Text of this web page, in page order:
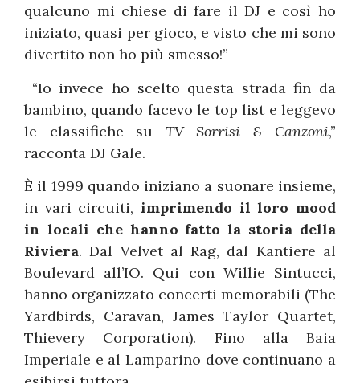
qualcuno mi chiese di fare il DJ e così ho
iniziato, quasi per gioco, e visto che mi sono
divertito non ho più smesso!”
“Io invece ho scelto questa strada fin da
bambino, quando facevo le top list e leggevo
le classifiche su TV Sorrisi & Canzoni,”
racconta DJ Gale.
È il 1999 quando iniziano a suonare insieme,
in vari circuiti, imprimendo il loro mood
in locali che hanno fatto la storia della
Riviera. Dal Velvet al Rag, dal Kantiere al
Boulevard all’IO. Qui con Willie Sintucci,
hanno organizzato concerti memorabili (The
Yardbirds, Caravan, James Taylor Quartet,
Thievery Corporation). Fino alla Baia
Imperiale e al Lamparino dove continuano a